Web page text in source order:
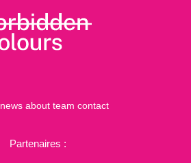
news about team contact
Partenaires :